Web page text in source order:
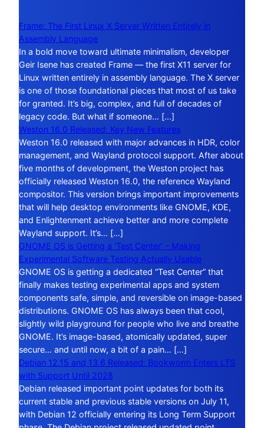
Frame: The First Linux X Server Written Entirely in
Assembly Language
In a bold move toward ultimate minimalism, developer
Geir Isene has created Frame — the first X11 server for
Linux written entirely in assembly language. The X server
is one of those foundational pieces that most of us take
for granted. It’s big, complex, and full of decades of
legacy code. But what if someone… […]
Weston 16.0 Released: Key New Features
Weston 16.0 released with major advances in HDR, color
management, and Wayland protocol support. After about
five months of development, the Weston project has
officially released Weston 16.0, the reference Wayland
compositor. This version brings important improvements
that will help desktop environments like GNOME, KDE,
and Enlightenment achieve better and more complete
Wayland support. It’s… […]
GNOME OS is Getting a ‘Test Center’ – Making
Experimental Software Testing Actually Usable
GNOME OS is getting a dedicated “Test Center” that
finally makes testing experimental apps and system
components safe, simple, and reversible on image-based
distributions. GNOME OS has always been that cool,
slightly wild playground for people who live and breathe
GNOME. It’s image-based, atomically updated, super
secure… and until now, a bit of a pain… […]
Debian 12.15 and 13.6 Released: Bookworm Enters LTS
with Support Until 2028
Debian released important point updates for both its
current stable and previous stable versions on July 11,
with Debian 12 officially entering its Long Term Support